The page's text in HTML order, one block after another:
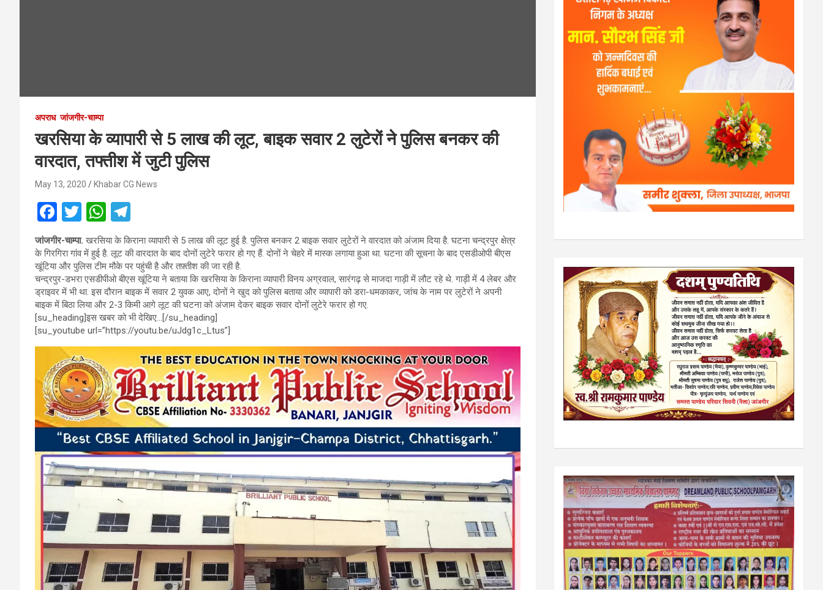
अपराध जांजगीर-चाम्पा
खरसिया के व्यापारी से 5 लाख की लूट, बाइक सवार 2 लुटेरों ने पुलिस बनकर की
वारदात, तफ्तीश में जुटी पुलिस
May 13, 2020 Khabar CG News
F
a
ce
b
o
o
k
T
wi
tt
er
W
h
at
s
A
p
p
el
e
gr
a
m
जांजगीर-चाम्पा. खरसिया के किराना व्यापारी से 5 लाख की लूट हुई है. पुलिस बनकर 2 बाइक सवार लुटेरों ने वारदात को अंजाम दिया है. घटना चन्द्रपुर क्षेत्र
के गिरगिरा गांव में हुई है. लूट की वारदात के बाद दोनों लुटेरे फरार हो गए हैं. दोनों ने चेहरे में मास्क लगाया हुआ था. घटना की सूचना के बाद एसडीओपी बीएस
खूंटिया और पुलिस टीम मौके पर पहुंची है और तफ़्तीश की जा रही है.
चन्द्रपुर-डभरा एसडीपीओ बीएस खूंटिया ने बताया कि खरसिया के किराना व्यापारी विनय अग्रवाल, सारंगढ़ से माजदा गाड़ी में लौट रहे थे. गाड़ी में 4 लेबर और
ड्राइवर में भी था. इस दौरान बाइक में सवार 2 युवक आए, दोनों ने खुद को पुलिस बताया और व्यापारी को डरा-धमकाकर, जांच के नाम पर लुटेरों ने अपनी
बाइक में बिठा लिया और 2-3 किमी आगे लूट की घटना को अंजाम देकर बाइक सवार दोनों लुटेरे फरार हो गए.
[su_heading]इस खबर को भी देखिए…[/su_heading]
[su_youtube url=”https://youtu.be/uJdg1c_Ltus”]